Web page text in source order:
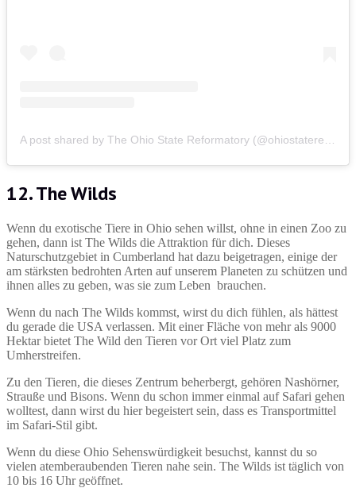
12. The Wilds
Wenn du exotische Tiere in Ohio sehen willst, ohne in einen Zoo zu
gehen, dann ist The Wilds die Attraktion für dich. Dieses
Naturschutzgebiet in Cumberland hat dazu beigetragen, einige der
am stärksten bedrohten Arten auf unserem Planeten zu schützen und
ihnen alles zu geben, was sie zum Leben brauchen.
Wenn du nach The Wilds kommst, wirst du dich fühlen, als hättest
du gerade die USA verlassen. Mit einer Fläche von mehr als 9000
Hektar bietet The Wild den Tieren vor Ort viel Platz zum
Umherstreifen.
Zu den Tieren, die dieses Zentrum beherbergt, gehören Nashörner,
Strauße und Bisons. Wenn du schon immer einmal auf Safari gehen
wolltest, dann wirst du hier begeistert sein, dass es Transportmittel
im Safari-Stil gibt.
Wenn du diese Ohio Sehenswürdigkeit besuchst, kannst du so
vielen atemberaubenden Tieren nahe sein. The Wilds ist täglich von
10 bis 16 Uhr geöffnet.